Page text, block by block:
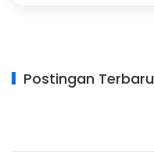
Postingan Terbaru